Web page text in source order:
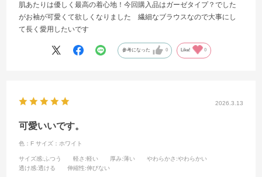
肌あたりは優しく最高の着心地！今回購入品はガーゼタイプ？でした
がお袖が可愛くて欲しくなりました 繊細なブラウスなので大事にし
て長く愛用したいです
参考になった 0 Like! 0
2026.3.13
可愛いいです。
色：F サイズ：ホワイト
サイズ感:ふつう 軽さ :軽い 厚み:薄い やわらかさ :やわらかい
透け感:透ける 伸縮性:伸びない